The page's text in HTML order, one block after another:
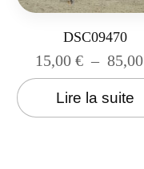
DSC09470
15,00 € – 85,00
Lire la suite